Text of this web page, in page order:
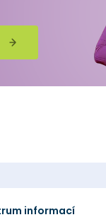
informací